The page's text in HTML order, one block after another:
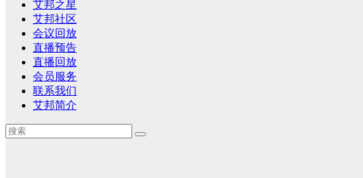
艾邦之星
艾邦社区
会议回放
直播预告
直播回放
会员服务
联系我们
艾邦简介